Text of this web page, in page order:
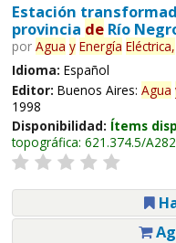
Estación
provincia deRío
por Agua y Energía Eléctrica,
Idioma: Español
Editor: Buenos Aires: Agua
1998
Disponibilidad: Ítems
topográfica: 621.374.5/